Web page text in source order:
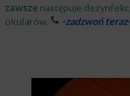
zawsze następuje
okularów.
-zadzwoń